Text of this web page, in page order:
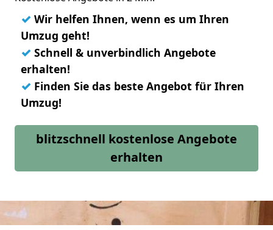
✓ Wir helfen Ihnen, wenn es um Ihren
Umzug geht!
✓ Schnell & unverbindlich Angebote
erhalten!
✓ Finden Sie das beste Angebot für Ihren
Umzug!
blitzschnell kostenlose Angebote
erhalten